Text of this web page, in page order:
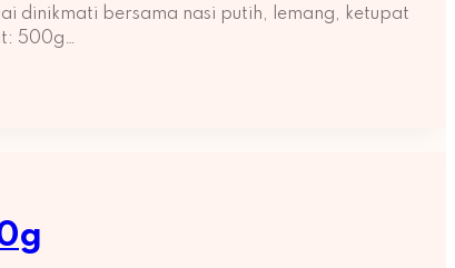
dinikmati bersama nasi putih, lemang, ketupat
500g…